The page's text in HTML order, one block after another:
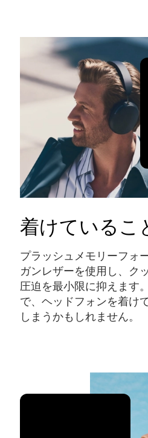
着けているこ
プラッシュメモリーフォ
ガンレザーを使用し、ク
圧迫を最小限に抑えます
で、ヘッドフォンを着け
しまうかもしれません。